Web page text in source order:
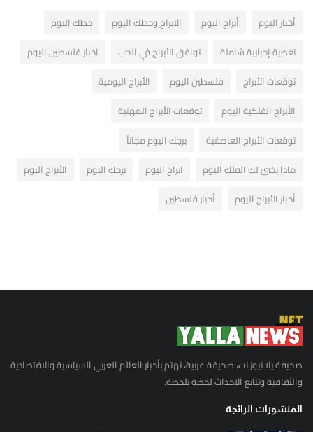
أخبار اليوم أبراج اليوم الابراج وحظك اليوم
حظك اليوم
تغطية إخبارية شاملة
توافق الأبراج في الحب
اخبار فلسطين اليوم
توقعات الأبراج
فلسطين اليوم
الأبراج اليومية
الأبراج الفلكية اليوم
توقعات الأبراج المهنية
توقعات الأبراج العاطفية
برجك اليوم مجاناً
ماذا يخبئ لك الفلك اليوم
ابراج اليوم برجك اليوم
الأبراج اليوم
أخبار الأبراج اليوم
أخبار فلسطين
صحيفة يلا نيوز نت، صحيفة عربية، تهتم بأخبار العالم العربي السياسية والاقتصادية
والثقافية وتتابع الاحداث لحظة بلحظة.
المنشورات الرائجة